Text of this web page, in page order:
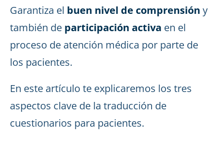
Garantiza el buen nivel de comprensión y
también de participación activa en el
proceso de atención médica por parte de
los pacientes.
En este artículo te explicaremos los tres
aspectos clave de la traducción de
cuestionarios para pacientes.